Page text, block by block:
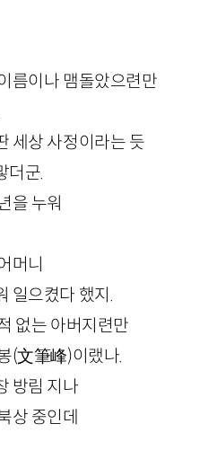
름이나 맴돌았으련만
세상 사정이라는 듯
더군.
을 누워
머니
일으켰다 했지.
없는 아버지련만
(文筆峰)이랬나.
방림 지나
상 중인데